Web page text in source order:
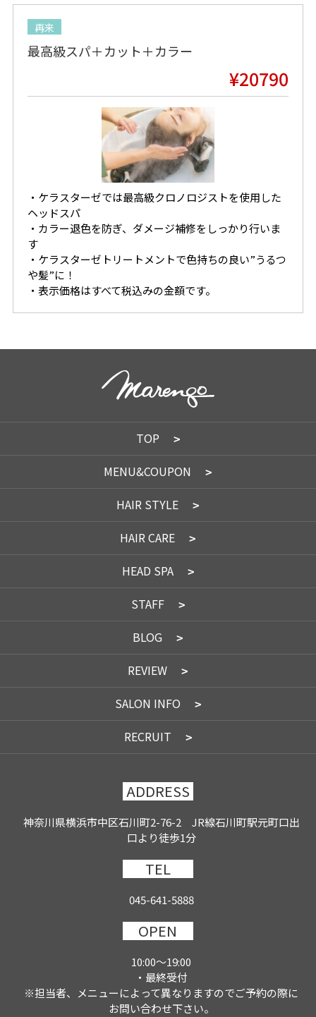
再来
最高級スパ＋カット＋カラー
¥20790
・ケラスターゼでは最高級クロノロジストを使用した
ヘッドスパ
・カラー退色を防ぎ、ダメージ補修をしっかり行いま
す
・ケラスターゼトリートメントで色持ちの良い”うるつ
や髪”に！
・表示価格はすべて税込みの金額です。
TOP
MENU&COUPON
HAIR STYLE
HAIR CARE
HEAD SPA
STAFF
BLOG
REVIEW
SALON INFO
RECRUIT
ADDRESS
神奈川県横浜市中区石川町2-76-2 JR線石川町駅元町口出
口より徒歩1分
TEL
045-641-5888
OPEN
10:00～19:00
・最終受付
※担当者、メニューによって異なりますのでご予約の際に
お問い合わせ下さい。